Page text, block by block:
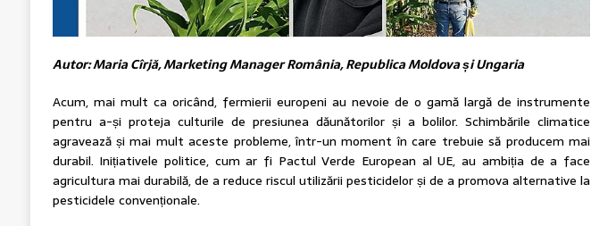
Autor: Maria Cîrjă, Marketing Manager România, Republica Moldova și Ungaria
Acum, mai mult ca oricând, fermierii europeni au nevoie de o gamă largă de instrumente
pentru a-și proteja culturile de presiunea dăunătorilor și a bolilor. Schimbările climatice
agravează și mai mult aceste probleme, într-un moment în care trebuie să producem mai
durabil. Inițiativele politice, cum ar fi Pactul Verde European al UE, au ambiția de a face
agricultura mai durabilă, de a reduce riscul utilizării pesticidelor și de a promova alternative la
pesticidele convenționale.